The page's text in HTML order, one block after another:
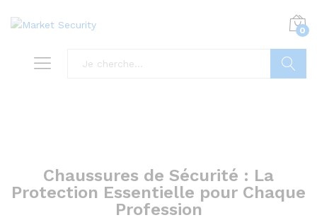
0
Chaussures de Sécurité : La
Protection Essentielle pour Chaque
Profession